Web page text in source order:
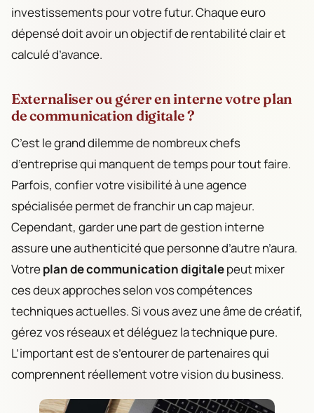
investissements pour votre futur. Chaque euro
dépensé doit avoir un objectif de rentabilité clair et
calculé d’avance.
Externaliser ou gérer en interne votre plan
de communication digitale ?
C’est le grand dilemme de nombreux chefs
d’entreprise qui manquent de temps pour tout faire.
Parfois, confier votre visibilité à une agence
spécialisée permet de franchir un cap majeur.
Cependant, garder une part de gestion interne
assure une authenticité que personne d’autre n’aura.
Votreplan de communication digitalepeut mixer
ces deux approches selon vos compétences
techniques actuelles. Si vous avez une âme de créatif,
gérez vos réseaux et déléguez la technique pure.
L’important est de s’entourer de partenaires qui
comprennent réellement votre vision du business.